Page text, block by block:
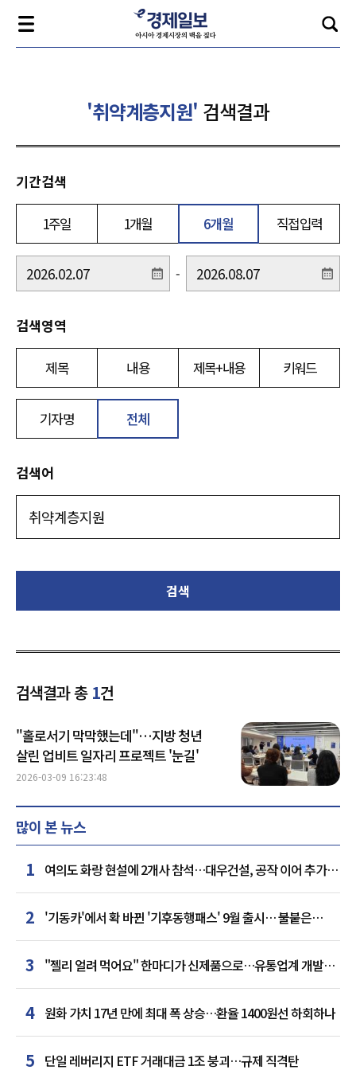
'취약계층지원' 검색결과
기간검색
1주일 1개월 6개월 직접입력
-
검색영역
제목 내용 제목+내용 키워드
기자명 전체
검색어
검색
검색결과 총 1건
"홀로서기 막막했는데"…지방 청년
살린 업비트 일자리 프로젝트 '눈길'
2026-03-09 16:23:48
많이 본 뉴스
1 여의도 화랑 현설에 2개사 참석…대우건설, 공작 이어 추가
거점 확보하나
2 '기동카'에서 확 바뀐 '기후동행패스' 9월 출시… 불붙은
카드사 경쟁
3
"젤리 얼려 먹어요" 한마디가 신제품으로…유통업계 개발실
된 SNS
4 원화 가치 17년 만에 최대 폭 상승…환율 1400원선 하회하나
5 단일 레버리지 ETF 거래대금 1조 붕괴…규제 직격탄